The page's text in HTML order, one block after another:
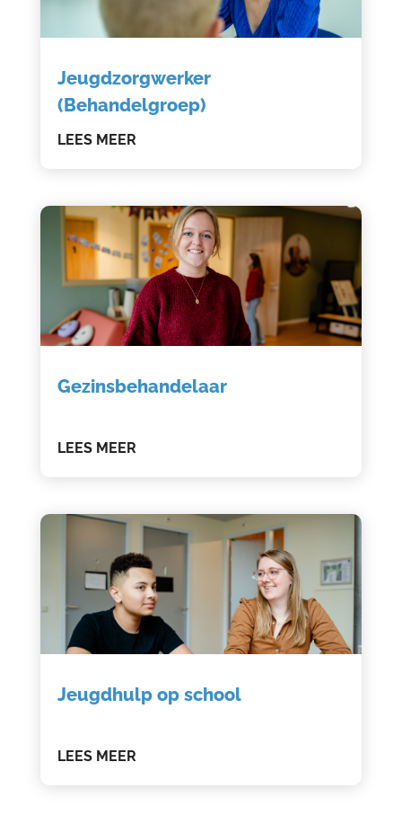
Jeugdzorgwerker
(Behandelgroep)
LEES MEER
Gezinsbehandelaar
LEES MEER
Jeugdhulp op school
LEES MEER